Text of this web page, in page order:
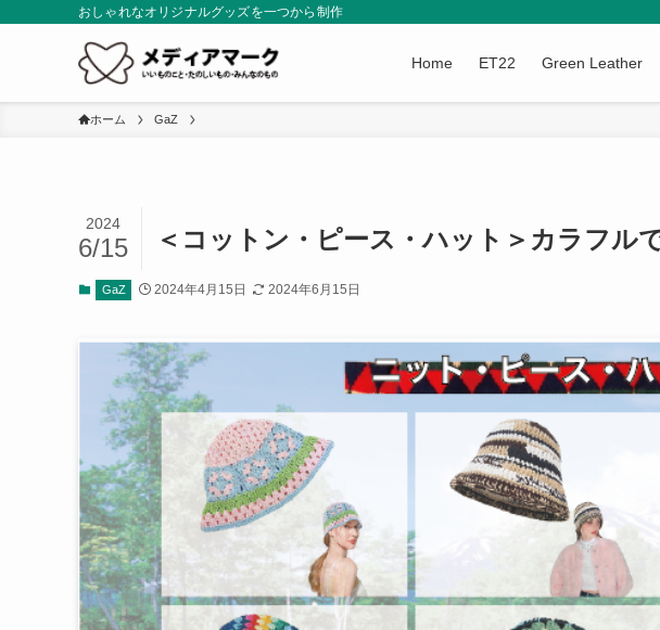
おしゃれなオリジナルグッズを一つから制作
Home ET22 Green Leather
ホーム GaZ
＜コットン・ピース・ハット＞カラフル
2024
6/15
GaZ 2024年4月15日 2024年6月15日